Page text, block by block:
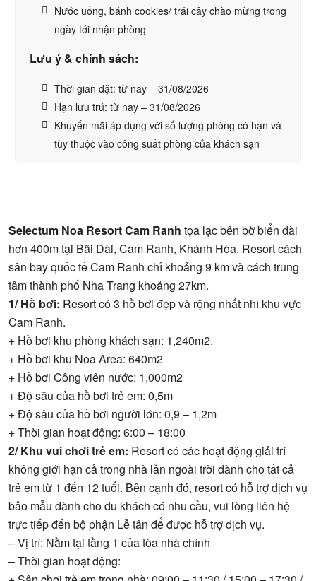
Nước uống, bánh cookies/ trái cây chào mừng trong
ngày tới nhận phòng
Lưu ý & chính sách:
Thời gian đặt: từ nay – 31/08/2026
Hạn lưu trú: từ nay – 31/08/2026
Khuyến mãi áp dụng với số lượng phòng có hạn và
tùy thuộc vào công suất phòng của khách sạn
Selectum Noa Resort Cam Ranh tọa lạc bên bờ biển dài
hơn 400m tại Bãi Dài, Cam Ranh, Khánh Hòa. Resort cách
sân bay quốc tế Cam Ranh chỉ khoảng 9 km và cách trung
tâm thành phố Nha Trang khoảng 27km.
1/ Hồ bơi: Resort có 3 hồ bơi đẹp và rộng nhất nhì khu vực
Cam Ranh.
+ Hồ bơi khu phòng khách sạn: 1,240m2.
+ Hồ bơi khu Noa Area: 640m2
+ Hồ bơi Công viên nước: 1,000m2
+ Độ sâu của hồ bơi trẻ em: 0,5m
+ Độ sâu của hồ bơi người lớn: 0,9 – 1,2m
+ Thời gian hoạt động: 6:00 – 18:00
2/ Khu vui chơi trẻ em: Resort có các hoạt động giải trí
không giới hạn cả trong nhà lẫn ngoài trời dành cho tất cả
trẻ em từ 1 đến 12 tuổi. Bên cạnh đó, resort có hỗ trợ dịch vụ
bảo mẫu dành cho du khách có nhu cầu, vui lòng liên hệ
trực tiếp đến bộ phận Lễ tân để được hỗ trợ dịch vụ.
– Vị trí: Nằm tại tầng 1 của tòa nhà chính
– Thời gian hoạt động: